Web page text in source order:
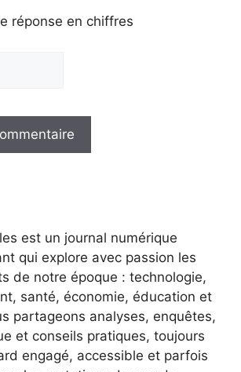
réponse en chiffres
est un journal numérique
qui explore avec passion les
de notre époque : technologie,
santé, économie, éducation et
partageons analyses, enquêtes,
et conseils pratiques, toujours
engagé, accessible et parfois